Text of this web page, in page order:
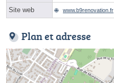
Site web www.b9renovation.fr
Plan et adresse